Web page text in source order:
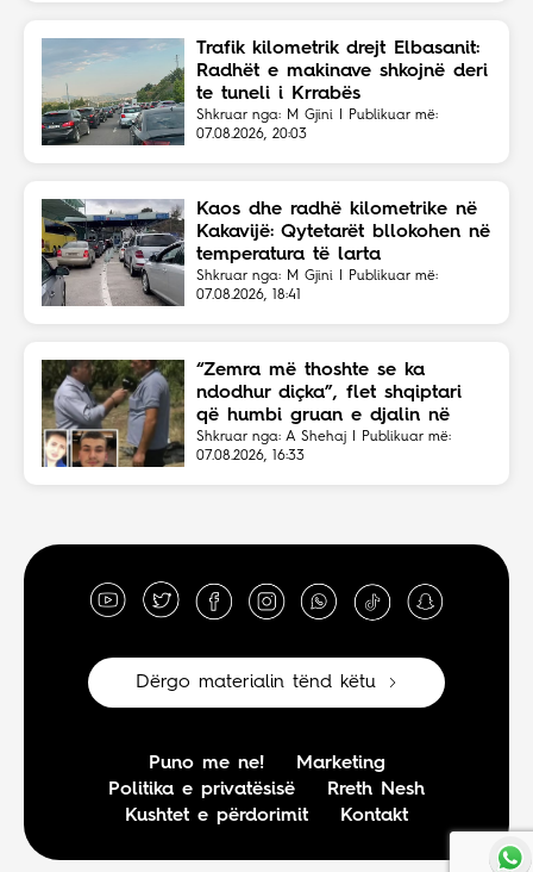
Trafik kilometrik drejt Elbasanit:
Radhët e makinave shkojnë deri
te tuneli i Krrabës
Shkruar nga: M Gjini | Publikuar më:
07.08.2026, 20:03
Kaos dhe radhë kilometrike në
Kakavijë: Qytetarët bllokohen në
temperatura të larta
Shkruar nga: M Gjini | Publikuar më:
07.08.2026, 18:41
“Zemra më thoshte se ka
ndodhur diçka”, flet shqiptari
që humbi gruan e djalin në
aksident
Shkruar nga: A Shehaj | Publikuar më:
07.08.2026, 16:33
Dërgo materialin tënd këtu
Puno me ne!
Marketing
Politika e privatësisë
Rreth Nesh
Kushtet e përdorimit
Kontakt